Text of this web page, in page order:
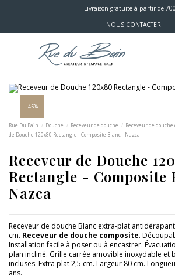
Livraison gratuite à partir de
NOUS CONTACTER
-45%
Rue Du Bain Douche Receveur de douche Receveur de douche
de Douche 120x80 Rectangle - Composite Blanc - Nazca
Receveur de Douche
Rectangle - Composite
Nazca
Receveur de douche Blanc extra-plat
cm. Receveur de douche composite.
Installation facile à poser ou à encastrer.
plan incliné. Grille carrée amovible inoxydable et
incluses. Extra plat 2,5 cm. Largeur 80 cm.
ans.